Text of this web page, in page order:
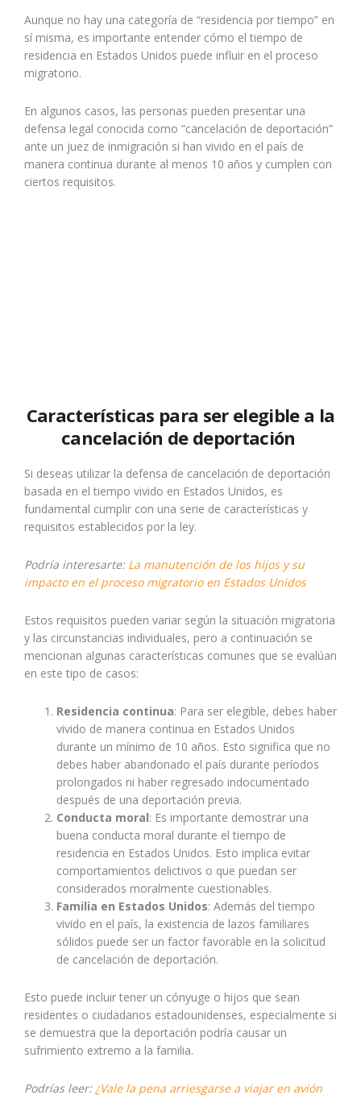
Aunque no hay una categoría de “residencia por tiempo” en
sí misma, es importante entender cómo el tiempo de
residencia en Estados Unidos puede influir en el proceso
migratorio.
En algunos casos, las personas pueden presentar una
defensa legal conocida como “cancelación de deportación”
ante un juez de inmigración si han vivido en el país de
manera continua durante al menos 10 años y cumplen con
ciertos requisitos.
Características para ser elegible a la
cancelación de deportación
Si deseas utilizar la defensa de cancelación de deportación
basada en el tiempo vivido en Estados Unidos, es
fundamental cumplir con una serie de características y
requisitos establecidos por la ley.
Podría interesarte: La manutención de los hijos y su
impacto en el proceso migratorio en Estados Unidos
Estos requisitos pueden variar según la situación migratoria
y las circunstancias individuales, pero a continuación se
mencionan algunas características comunes que se evalúan
en este tipo de casos:
Residencia continua: Para ser elegible, debes haber
vivido de manera continua en Estados Unidos
durante un mínimo de 10 años. Esto significa que no
debes haber abandonado el país durante períodos
prolongados ni haber regresado indocumentado
después de una deportación previa.
Conducta moral: Es importante demostrar una
buena conducta moral durante el tiempo de
residencia en Estados Unidos. Esto implica evitar
comportamientos delictivos o que puedan ser
considerados moralmente cuestionables.
Familia en Estados Unidos: Además del tiempo
vivido en el país, la existencia de lazos familiares
sólidos puede ser un factor favorable en la solicitud
de cancelación de deportación.
Esto puede incluir tener un cónyuge o hijos que sean
residentes o ciudadanos estadounidenses, especialmente si
se demuestra que la deportación podría causar un
sufrimiento extremo a la familia.
Podrías leer: ¿Vale la pena arriesgarse a viajar en avión